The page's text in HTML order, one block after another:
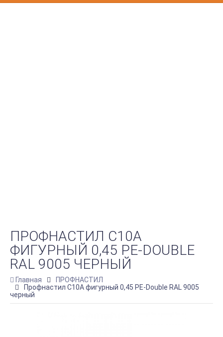
ПРОФНАСТИЛ C10A
ФИГУРНЫЙ 0,45 PE-DOUBLE
RAL 9005 ЧЕРНЫЙ
Главная
ПРОФНАСТИЛ
Профнастил C10A фигурный 0,45 PE-Double RAL 9005
черный